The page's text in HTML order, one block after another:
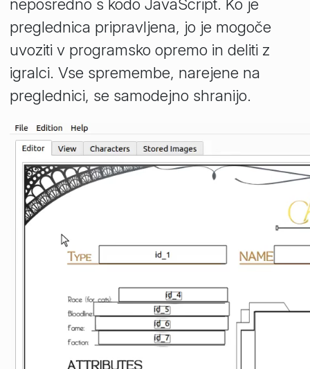
neposredno s kodo JavaScript. Ko je
preglednica pripravljena, jo je mogoče
uvoziti v programsko opremo in deliti z
igralci. Vse spremembe, narejene na
preglednici, se samodejno shranijo.